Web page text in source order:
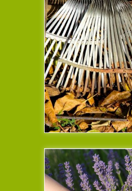
Nu bekijken